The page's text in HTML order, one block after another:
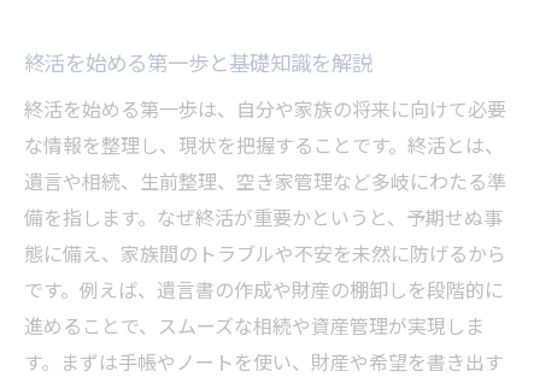
生前整理や遺言準備の家族サポート方法
家族が参加しやすい終活サポート活用術
終活における能代市の支援体制とは
能代市の終活サポート支援内容を紹介
利用できる終活相談窓口と特徴まとめ
地域包括支援センターでの終活支援の流れ
高齢者向け終活サービスの活用方法解説
終活相談に役立つ能代市の取り組みとは
終活を始める第一歩と基礎知識を解説
終活を始める第一歩は、自分や家族の将来に向けて必要
な情報を整理し、現状を把握することです。終活とは、
遺言や相続、生前整理、空き家管理など多岐にわたる準
備を指します。なぜ終活が重要かというと、予期せぬ事
態に備え、家族間のトラブルや不安を未然に防げるから
です。例えば、遺言書の作成や財産の棚卸しを段階的に
進めることで、スムーズな相続や資産管理が実現しま
す。まずは手帳やノートを使い、財産や希望を書き出す